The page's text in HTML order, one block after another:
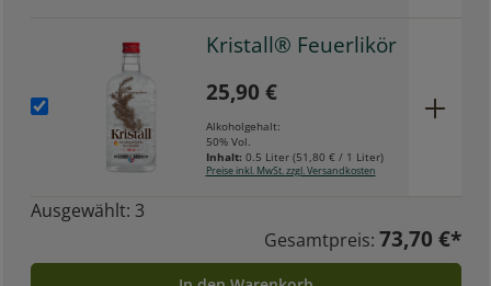
Kristall® Feuerlikör
25,90 €
Alkoholgehalt:
50% Vol.
Inhalt: 0.5 Liter (51,80 €/ 1 Liter)
Preise inkl. MwSt. zzgl. Versandkosten
Ausgewählt: 3
Gesamtpreis: 73,70 €*